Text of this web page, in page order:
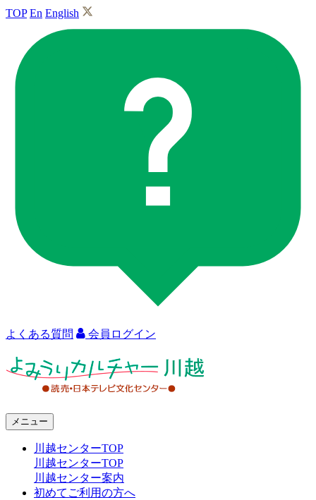
TOP En English
よくある質問 会員ログイン
メニュー
川越センターTOP
川越センターTOP
川越センター案内
初めてご利用の方へ